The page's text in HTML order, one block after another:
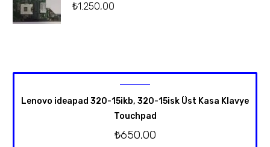
₺1.250,00
Lenovo ideapad 320-15ikb, 320-15isk Üst Kasa Klavye
Touchpad
₺650,00